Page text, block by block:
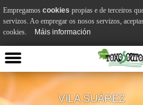
VILA SUÁREZ
Empregamos cookies propias e de terceiros
servizos. Ao empregar os nosos servizos,
cookies.
Máis información